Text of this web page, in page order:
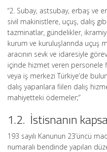
“2. Subay, astsubay, erbaş ve
sivil makinistlere, uçuş, dalış
tazminatlar, gündelikler,
kurum ve kuruluşlarında uçuş
aracının sevk ve idaresiyle
içinde hizmet veren personele
veya iş merkezi Türkiye’de
dalış yapanlara fiilen dalış
mahiyetteki ödemeler;”
1.2. İstisnanın
193 sayılı Kanunun 23’üncü
numaralı bendinde yapılan